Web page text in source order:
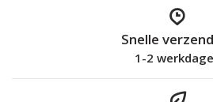
Snelle
1-2